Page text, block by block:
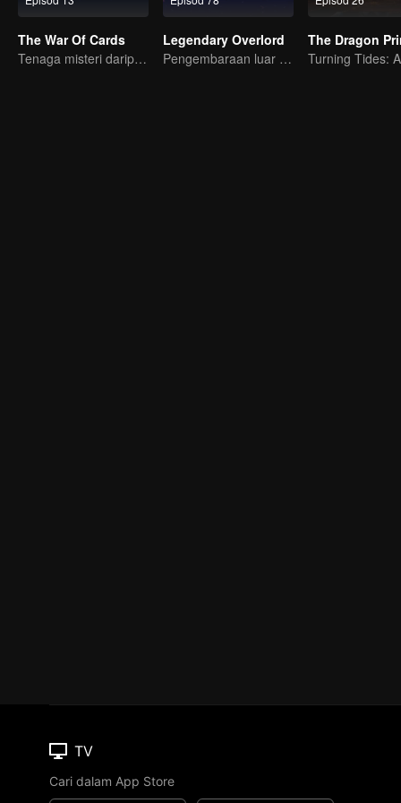
The War Of Cards
Tenaga misteri daripada kad mencetuskan peperangan, bagaimana Chen Mu mengatasinya?
Legendary Overlord
Pengembaraan luar biasa, remaja dilahirkan semula dalam kesukaran
The Dragon
TV
Cari dalam App Store